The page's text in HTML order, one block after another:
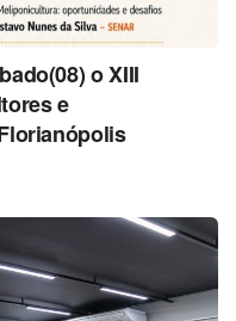
o XIII
e